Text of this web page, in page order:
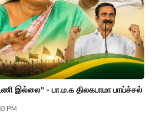
இல்லை" - பா.ம.க திலகபாமா பாய்ச்சல்
PM